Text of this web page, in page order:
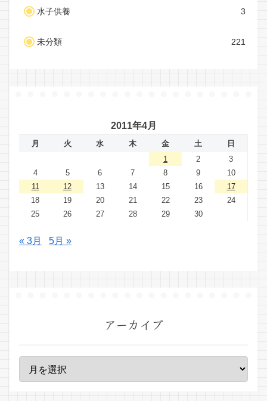
水子供養 3
未分類 221
2011年4月
月 火 水 木 金 土
日
1
2
3
4
5 6 7 8 9
10
11
12 13 14 15 16
17
18
19 20 21 22 23
24
25
26 27 28 29 30
« 3月 5月 »
アーカイブ